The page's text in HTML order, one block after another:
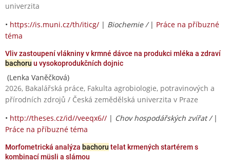
univerzita
• https://is.muni.cz/th/iticg/ | Biochemie / | Práce na příbuzné
téma
Vliv zastoupení vlákniny v krmné dávce na produkci mléka a zdraví
bachoru u vysokoprodukčních dojnic
(Lenka Vaněčková)
2026, Bakalářská práce, Fakulta agrobiologie, potravinových a
přírodních zdrojů / Česká zemědělská univerzita v Praze
• http://theses.cz/id//veeqx6// | Chov hospodářských zvířat / |
Práce na příbuzné téma
Morfometrická analýza bachoru telat krmených startérem s
kombinací müsli a slámou